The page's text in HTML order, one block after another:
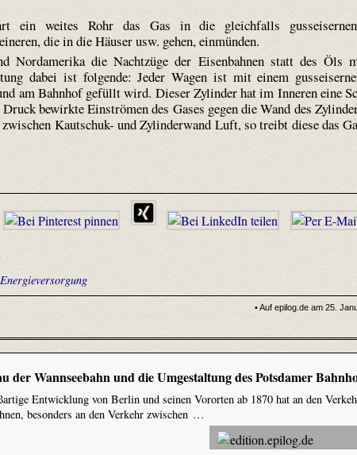
ein weites Rohr das Gas in die gleichfalls
die in die Häuser usw. gehen, einmünden.
Nordamerika die Nachtzüge der Eisenbahnen statt des Öls
dabei ist folgende: Jeder Wagen ist mit einem
am Bahnhof gefüllt wird. Dieser Zylinder hat im Inneren eine
bewirkte Einströmen des Gases gegen die Wand des
Kautschuk- und Zylinderwand Luft, so treibt diese das
Energieversorgung
• Auf epilog.de am 25.
der Wannseebahn und die Umgestaltung des Potsdamer
Entwicklung von Berlin und seinen Vororten ab 1870 hat an den
besonders an den Verkehr zwischen …